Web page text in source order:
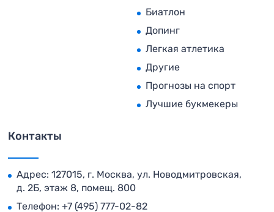
Биатлон
Допинг
Легкая атлетика
Другие
Прогнозы на спорт
Лучшие букмекеры
Контакты
Адрес: 127015, г. Москва, ул. Новодмитровская,
д. 2Б, этаж 8, помещ. 800
Телефон: +7 (495) 777-02-82